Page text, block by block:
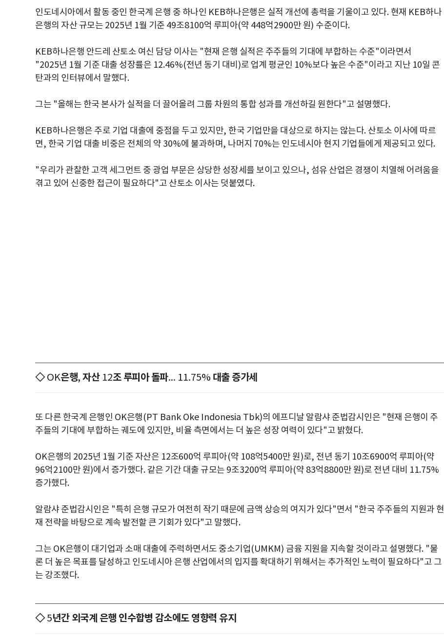
인도네시아에서 활동 중인 한국계 은행 중 하나인 KEB하나은행은 실적 개선에 총력을 기울이고 있다. 현재 KEB하나
은행의 자산 규모는 2025년 1월 기준 49조8100억 루피아(약 448억2900만 원) 수준이다.
KEB하나은행 안드레 산토소 여신 담당 이사는 "현재 은행 실적은 주주들의 기대에 부합하는 수준"이라면서
"2025년 1월 기준 대출 성장률은 12.46%(전년 동기 대비 )로 업계 평균인 10%보다 높은 수준"이라고 지난 10일 콘
탄과의 인터뷰에서 말했다.
그는 "올해는 한국 본사가 실적을 더 끌어올려 그룹 차원의 통합 성과를 개선하길 원한다"고 설명했다.
KEB하나은행은 주로 기업 대출에 중점을 두고 있지만, 한국 기업만을 대상으로 하지는 않는다. 산토소 이사에 따르
면, 한국 기업 대출 비중은 전체의 약 30%에 불과하며, 나머지 70%는 인도네시아 현지 기업들에게 제공되고 있다.
"우리가 관찰한 고객 세그먼트 중 광업 부문은 상당한 성장세를 보이고 있으나, 섬유 산업은 경쟁이 치열해 어려움을
겪고 있어 신중한 접근이 필요하다"고 산토소 이사는 덧붙였다.
◇OK은행, 자산 12조 루피아 돌파... 11.75% 대출 증가세
또 다른 한국계 은행인 OK은행(PT Bank Oke Indonesia Tbk)의 에프디날 알람샤 준법감시인은 "현재 은행이 주
주들의 기대에 부합하는 궤도에 있지만, 비율 측면에서는 더 높은 성장 여력이 있다"고 밝혔다.
OK은행의 2025년 1월 기준 자산은 12조600억 루피아(약 108억5400만 원)로, 전년 동기 10조6900억 루피아(약
96억2100만 원)에서 증가했다. 같은 기간 대출 규모는 9조3200억 루피아(약 83억8800만 원)로 전년 대비 11.75%
증가했다.
알람샤 준법감시인은 "특히 은행 규모가 여전히 작기 때문에 금액 상승의 여지가 있다"면서 "한국 주주들의 지원과 현
재 전략을 바탕으로 계속 발전할 큰 기회가 있다"고 말했다.
그는 OK은행이 대기업과 소매 대출에 주력하면서도 중소기업(UMKM) 금융 지원을 지속할 것이라고 설명했다. "물
론 더 높은 목표를 달성하고 인도네시아 은행 산업에서의 입지를 확대하기 위해서는 추가적인 노력이 필요하다"고 그
는 강조했다.
◇5년간 외국계 은행 인수합병 감소에도 영향력 유지